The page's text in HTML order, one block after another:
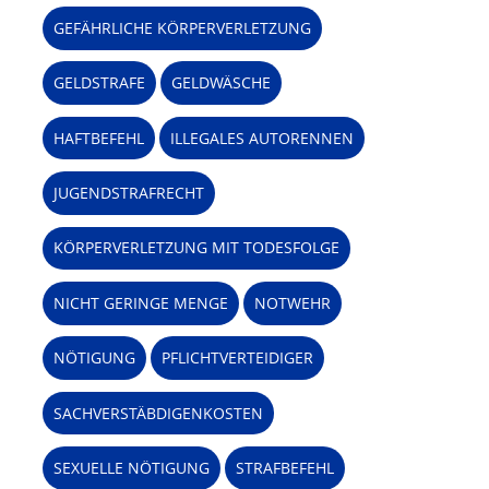
GEFÄHRLICHE KÖRPERVERLETZUNG
GELDSTRAFE GELDWÄSCHE
HAFTBEFEHL ILLEGALES AUTORENNEN
JUGENDSTRAFRECHT
KÖRPERVERLETZUNG MIT TODESFOLGE
NICHT GERINGE MENGE NOTWEHR
NÖTIGUNG PFLICHTVERTEIDIGER
SACHVERSTÄBDIGENKOSTEN
SEXUELLE NÖTIGUNG STRAFBEFEHL